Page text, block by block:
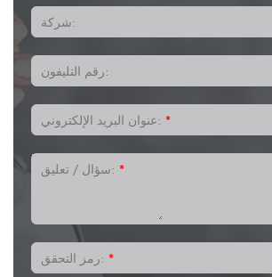
شركة:
رقم التليفون:
عنوان البريد الإلكتروني: *
سؤال / تعليق: *
رمز التحقق: *